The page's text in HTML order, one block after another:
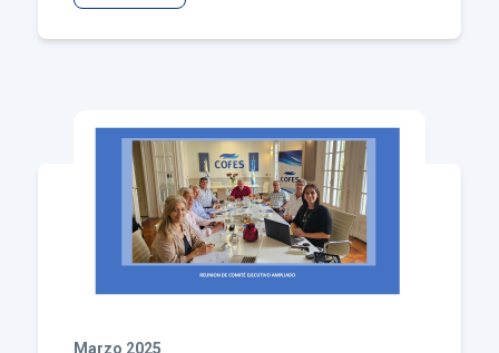
Marzo 2025